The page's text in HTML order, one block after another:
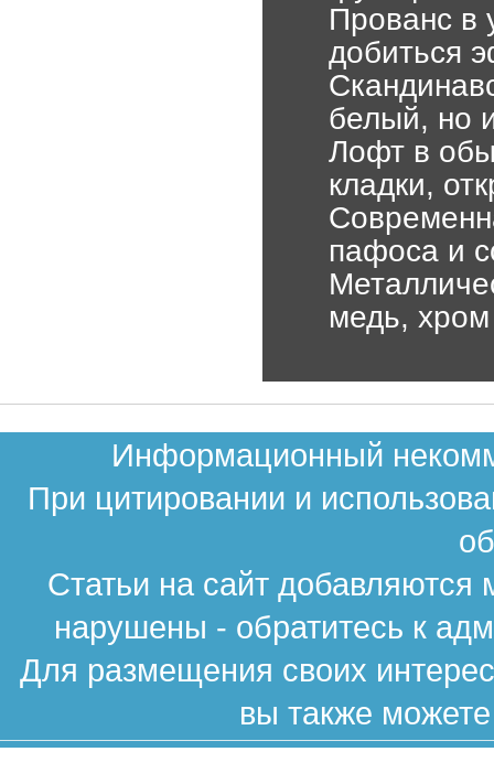
Прованс в
добиться
белый, но
Лофт в
кладки,
пафоса и
медь,
Информационный
При цитировании и
Статьи на сайт
нарушены - обратитесь к
Для размещения своих
вы также